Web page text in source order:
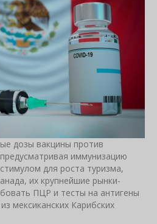
дозы вакцины против
иммунизацию
для роста туризма,
их крупнейшие рынки-
ПЦР и тесты на антигены
мексиканских Карибских